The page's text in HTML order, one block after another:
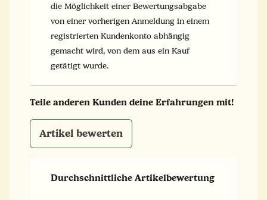
die Möglichkeit einer Bewertungsabgabe
von einer vorherigen Anmeldung in einem
registrierten Kundenkonto abhängig
gemacht wird, von dem aus ein Kauf
getätigt wurde.
Durchschnittliche Artikelbewertung
Teile anderen Kunden deine Erfahrungen mit!
Artikel bewerten